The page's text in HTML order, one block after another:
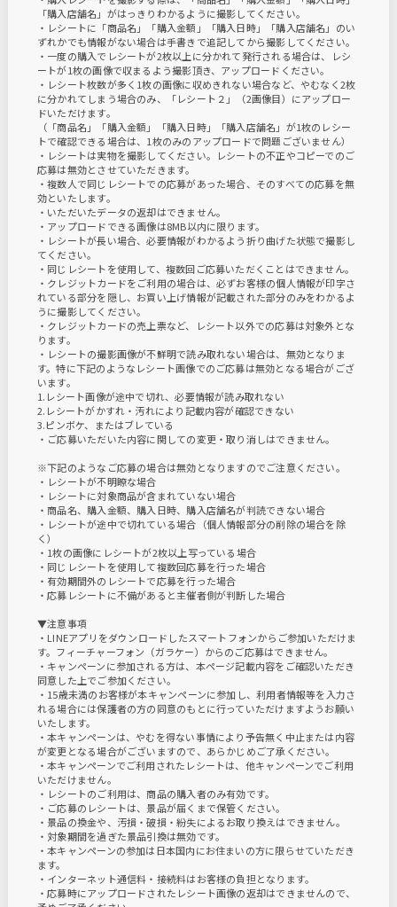
「購入店舗名」がはっきりわかるように撮影してください。
・レシートに「商品名」「購入金額」「購入日時」「購入店舗名」のい
ずれかでも情報がない場合は手書きで追記してから撮影してください。
・一度の購入でレシートが2枚以上に分かれて発行される場合は、レシ
ートが1枚の画像で収まるよう撮影頂き、アップロードください。
・レシート枚数が多く1枚の画像に収めきれない場合など、やむなく2枚
に分かれてしまう場合のみ、「レシート２」（2画像目）にアップロー
ドいただけます。
（「商品名」「購入金額」「購入日時」「購入店舗名」が1枚のレシー
トで確認できる場合は、1枚のみのアップロードで問題ございません）
・レシートは実物を撮影してください。レシートの不正やコピーでのご
応募は無効とさせていただきます。
・複数人で同じレシートでの応募があった場合、そのすべての応募を無
効といたします。
・いただいたデータの返却はできません。
・アップロードできる画像は8MB以内に限ります。
・レシートが長い場合、必要情報がわかるよう折り曲げた状態で撮影し
てください。
・同じレシートを使用して、複数回ご応募いただくことはできません。
・クレジットカードをご利用の場合は、必ずお客様の個人情報が印字さ
れている部分を隠し、お買い上げ情報が記載された部分のみをわかるよ
うに撮影してください。
・クレジットカードの売上票など、レシート以外での応募は対象外とな
ります。
・レシートの撮影画像が不鮮明で読み取れない場合は、無効となりま
す。特に下記のようなレシート画像でのご応募は無効となる場合がござ
います。
1.レシート画像が途中で切れ、必要情報が読み取れない
2.レシートがかすれ・汚れにより記載内容が確認できない
3.ピンボケ、またはブレている
・ご応募いただいた内容に関しての変更・取り消しはできません。
※下記のようなご応募の場合は無効となりますのでご注意ください。
・レシートが不明瞭な場合
・レシートに対象商品が含まれていない場合
・商品名、購入金額、購入日時、購入店舗名が判読できない場合
・レシートが途中で切れている場合（個人情報部分の削除の場合を除
く）
・1枚の画像にレシートが2枚以上写っている場合
・同じレシートを使用して複数回応募を行った場合
・有効期間外のレシートで応募を行った場合
・応募レシートに不備があると主催者側が判断した場合
▼注意事項
・LINEアプリをダウンロードしたスマートフォンからご参加いただけま
す。フィーチャーフォン（ガラケー）からのご応募はできません。
・キャンペーンに参加される方は、本ページ記載内容をご確認いただき
同意した上でご参加ください。
・15歳未満のお客様が本キャンペーンに参加し、利用者情報等を入力さ
れる場合には保護者の方の同意のもとに行っていただけますようお願い
いたします。
・本キャンペーンは、やむを得ない事情により予告無く中止または内容
が変更となる場合がございますので、あらかじめご了承ください。
・本キャンペーンでご利用されたレシートは、他キャンペーンでご利用
いただけません。
・レシートのご利用は、商品の購入者のみ有効です。
・ご応募のレシートは、景品が届くまで保管ください。
・景品の換金や、汚損・破損・紛失によるお取り換えはできません。
・対象期間を過ぎた景品引換は無効です。
・本キャンペーンの参加は日本国内にお住まいの方に限らせていただき
ます。
・インターネット通信料・接続料はお客様の負担となります。
・応募時にアップロードされたレシート画像の返却はできませんので、